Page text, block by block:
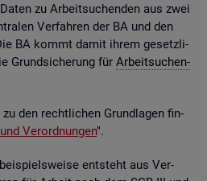
zu Ar­beit­su­chen­den aus zwei
Ver­fah­ren der BA und den
BA kommt damit ihrem ge­setz­li­
Grund­si­che­rung für Ar­beit­su­chen­
den recht­li­chen Grund­la­gen fin­
Ver­ord­nun­gen".
ent­steht aus Ver­